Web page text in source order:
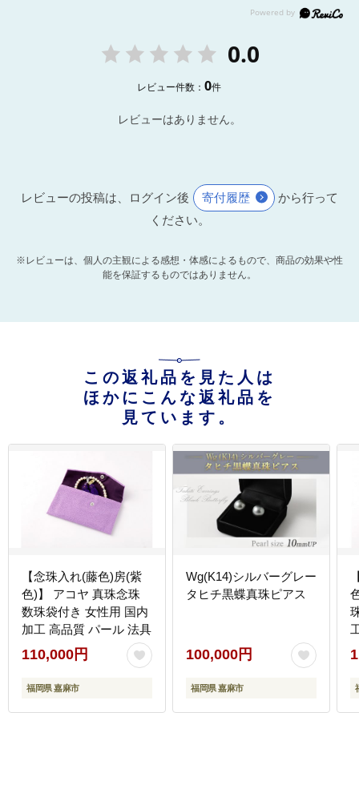
0.0
レビュー件数：0件
レビューはありません。
レビューの投稿は、ログイン後 寄付履歴
から行って
ください。
※レビューは、個人の主観による感想・体感によるもので、商品の効果や性
能を保証するものではありません。
この返礼品を見た人は
ほかにこんな返礼品を
見ています。
【念珠入れ(藤色)房(紫
色)】 アコヤ 真珠念珠
数珠袋付き 女性用 国内
加工 高品質 パール 法具
110,000円
福岡県 嘉麻市
Wg(K14)シルバーグレー
タヒチ黒蝶真珠ピアス
100,000円
福岡県 嘉麻市